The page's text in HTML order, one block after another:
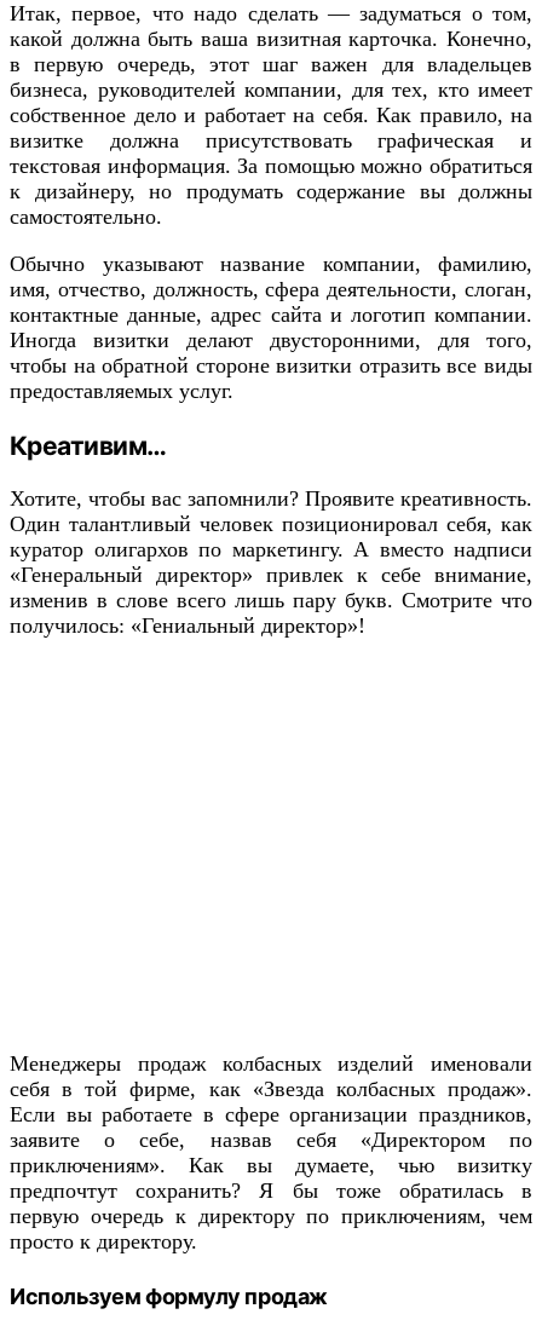
Итак, первое, что надо сделать — задуматься о том,
какой должна быть ваша визитная карточка. Конечно,
в первую очередь, этот шаг важен для владельцев
бизнеса, руководителей компании, для тех, кто имеет
собственное дело и работает на себя. Как правило, на
визитке должна присутствовать графическая и
текстовая информация. За помощью можно обратиться
к дизайнеру, но продумать содержание вы должны
самостоятельно.
Обычно указывают название компании, фамилию,
имя, отчество, должность, сфера деятельности, слоган,
контактные данные, адрес сайта и логотип компании.
Иногда визитки делают двусторонними, для того,
чтобы на обратной стороне визитки отразить все виды
предоставляемых услуг.
Креативим…
Хотите, чтобы вас запомнили? Проявите креативность.
Один талантливый человек позиционировал себя, как
куратор олигархов по маркетингу. А вместо надписи
«Генеральный директор» привлек к себе внимание,
изменив в слове всего лишь пару букв. Смотрите что
получилось: «Гениальный директор»!
Менеджеры продаж колбасных изделий именовали
себя в той фирме, как «Звезда колбасных продаж».
Если вы работаете в сфере организации праздников,
заявите о себе, назвав себя «Директором по
приключениям». Как вы думаете, чью визитку
предпочтут сохранить? Я бы тоже обратилась в
первую очередь к директору по приключениям, чем
просто к директору.
Используем формулу продаж